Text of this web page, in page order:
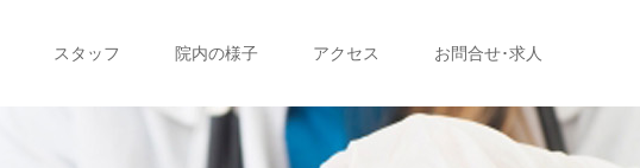
スタッフ 院内の様子 アクセス お問合せ･求人